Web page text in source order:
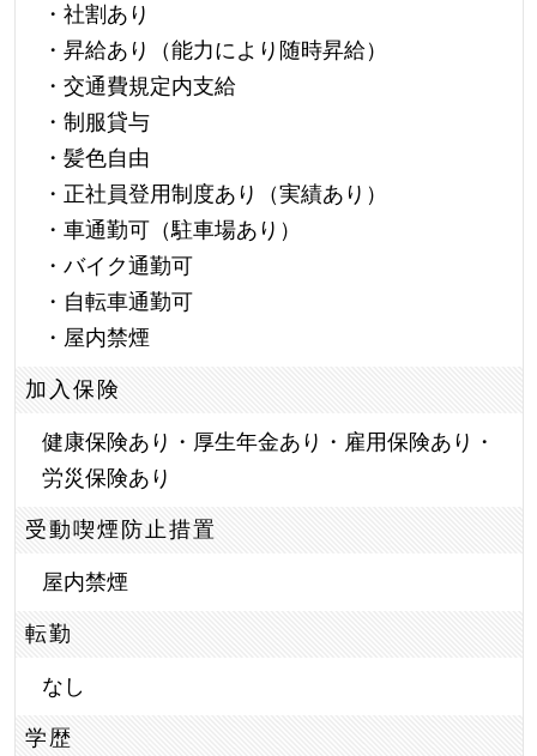
・社割あり
・昇給あり（能力により随時昇給）
・交通費規定内支給
・制服貸与
・髪色自由
・正社員登用制度あり（実績あり）
・車通勤可（駐車場あり）
・バイク通勤可
・自転車通勤可
・屋内禁煙
加入保険
健康保険あり・厚生年金あり・雇用保険あり・
労災保険あり
受動喫煙防止措置
屋内禁煙
転勤
なし
学歴